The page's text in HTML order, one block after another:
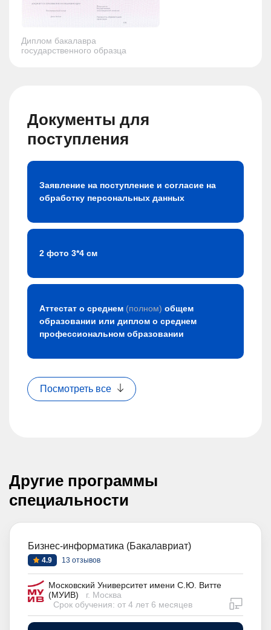
Диплом бакалавра
государственного образца
Документы для
поступления
Заявление на поступление и согласие на
обработку персональных данных
2 фото 3*4 см
Аттестат о среднем (полном) общем
образовании или диплом о среднем
профессиональном образовании
Посмотреть все
Другие программы
специальности
Бизнес-информатика (Бакалавриат)
4.9 13 отзывов
Московский Университет имени С.Ю. Витте
(МУИВ)
г. Москва
Срок обучения: от 4 лет 6 месяцев